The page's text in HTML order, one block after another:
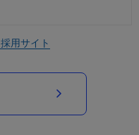
採用サイト